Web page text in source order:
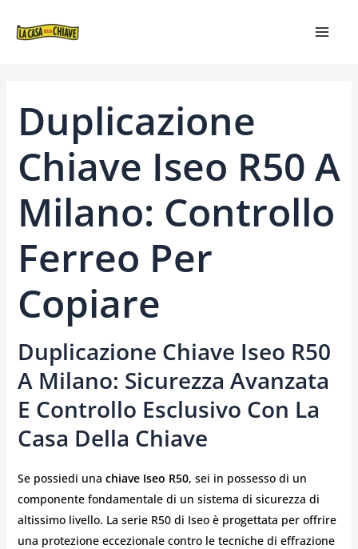
Duplicazione
Chiave Iseo R50 A
Milano: Controllo
Ferreo Per
Copiare
Duplicazione Chiave Iseo R50
A Milano: Sicurezza Avanzata
E Controllo Esclusivo Con La
Casa Della Chiave
Se possiedi una chiave Iseo R50, sei in possesso di un
componente fondamentale di un sistema di sicurezza di
altissimo livello. La serie R50 di Iseo è progettata per offrire
una protezione eccezionale contro le tecniche di effrazione
ARTICOLI